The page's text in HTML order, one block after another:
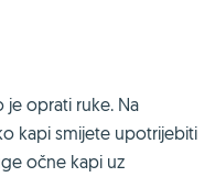
oprati ruke. Na
kapi smijete upotrijebiti
očne kapi uz